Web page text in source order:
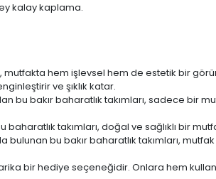
kalay kaplama.
mutfakta hem işlevsel hem de estetik bir
ve şıklık katar.
bu bakır baharatlık takımları, sadece bir
baharatlık takımları, doğal ve sağlıklı bir
bulunan bu bakır baharatlık takımları,
bir hediye seçeneğidir. Onlara hem